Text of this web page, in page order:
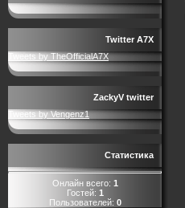
Twitter A7X
Tweets by TheOfficialA7X
ZackyV twitter
Tweets by Vengenz1
Статистика
Онлайн всего: 1
Гостей: 1
Пользователей: 0